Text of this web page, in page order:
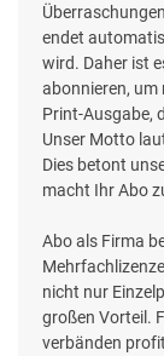
endet
wird. Daher ist
abonnieren, um
Print-Ausgabe,
Unser Motto
Dies betont
macht Ihr Abo
Abo als Firma
nicht nur
großen Vorteil.
verbänden